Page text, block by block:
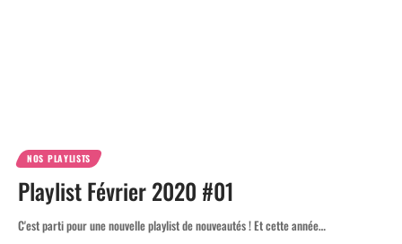
NOS PLAYLISTS
Playlist Février 2020 #01
C'est parti pour une nouvelle playlist de nouveautés ! Et cette année…